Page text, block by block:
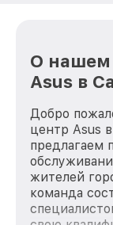
О нашем
Asus в
Добро
центр Asus
предлагаем
жителей
команда